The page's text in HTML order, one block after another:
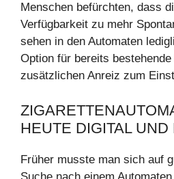
Menschen befürchten, dass
Verfügbarkeit zu mehr
sehen in den Automaten
Option für bereits
zusätzlichen Anreiz zum
HEUTE DIGITAL UND
Früher musste man sich auf
Suche nach einem